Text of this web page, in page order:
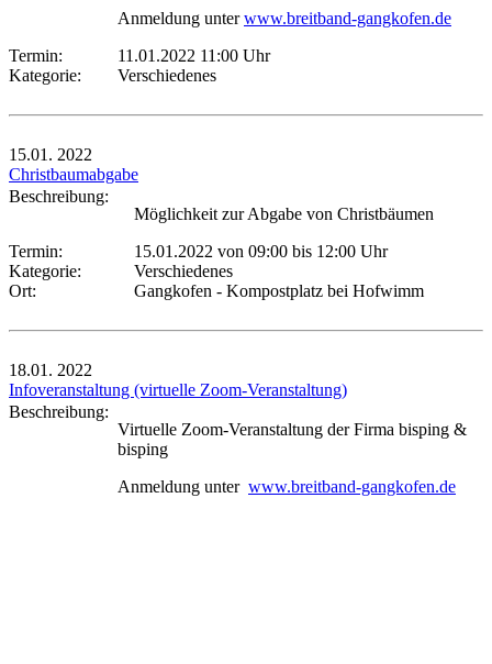
Anmeldung unterwww.breitband-gangkofen.de
Termin:
11.01.2022 11:00 Uhr
Kategorie:
Verschiedenes
15.01. 2022
Christbaumabgabe
Beschreibung:
Möglichkeit zur Abgabe von Christbäumen
Termin:
15.01.2022 von 09:00 bis 12:00 Uhr
Kategorie:
Verschiedenes
Ort:
Gangkofen - Kompostplatz bei Hofwimm
18.01. 2022
Infoveranstaltung (virtuelle Zoom-Veranstaltung)
Beschreibung:
Virtuelle Zoom-Veranstaltung der Firma bisping &
bisping
Anmeldung unter www.breitband-gangkofen.de